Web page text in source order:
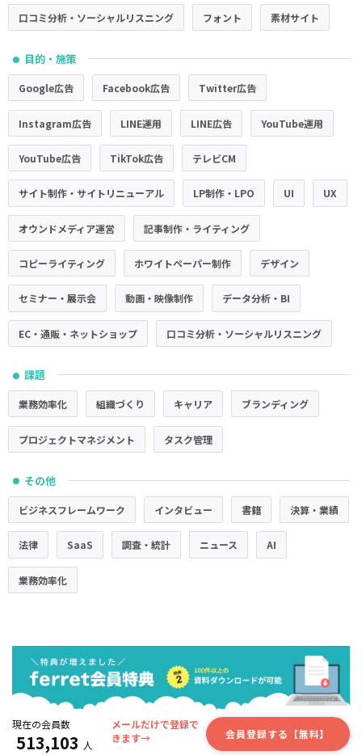
口コミ分析・ソーシャルリスニング フォント 素材サイト
● 目的・施策
Google広告 Facebook広告 Twitter広告
Instagram広告 LINE運用 LINE広告 YouTube運用
YouTube広告 TikTok広告 テレビCM
サイト制作・サイトリニューアル LP制作・LPO UI UX
オウンドメディア運営 記事制作・ライティング
コピーライティング ホワイトペーパー制作 デザイン
セミナー・展示会 動画・映像制作 データ分析・BI
EC・通販・ネットショップ 口コミ分析・ソーシャルリスニング
● 課題
業務効率化 組織づくり キャリア ブランディング
プロジェクトマネジメント タスク管理
● その他
ビジネスフレームワーク インタビュー 書籍 決算・業績
法律 SaaS 調査・統計 ニュース AI
業務効率化
現在の会員数
513,103 人
メールだけで登録で
きます→
会員登録する【無料】